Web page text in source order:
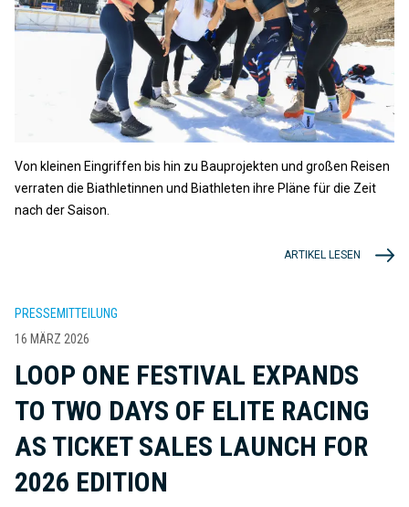
Von kleinen Eingriffen bis hin zu Bauprojekten und großen Reisen
verraten die Biathletinnen und Biathleten ihre Pläne für die Zeit
nach der Saison.
ARTIKEL LESEN
PRESSEMITTEILUNG
16 MÄRZ 2026
LOOP ONE FESTIVAL EXPANDS
TO TWO DAYS OF ELITE RACING
AS TICKET SALES LAUNCH FOR
2026 EDITION